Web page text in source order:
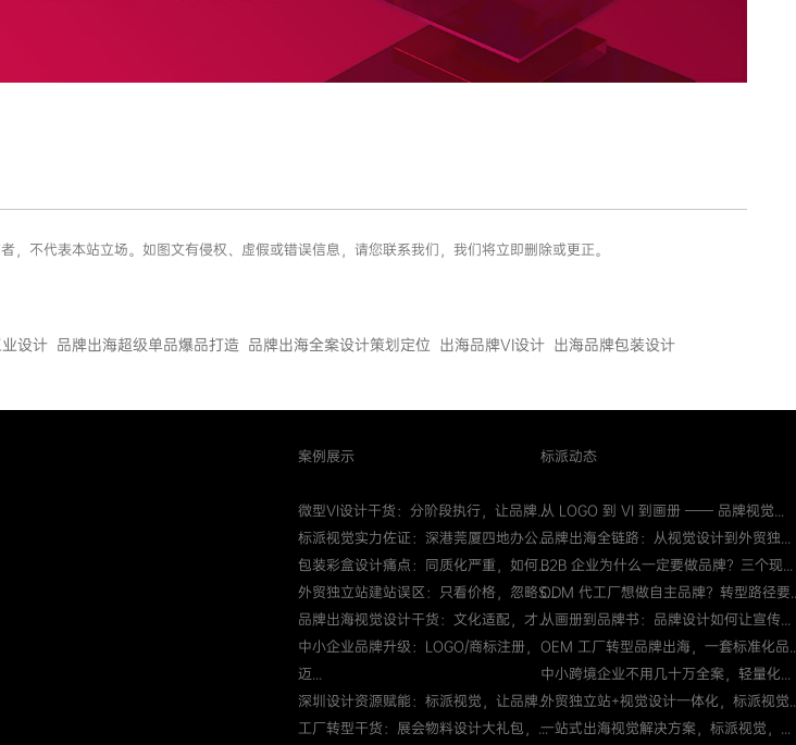
不代表本站立场。如图文有侵权、虚假或错误信息，请您联系我们，我们将立即删除或更正。
设计 品牌出海超级单品爆品打造 品牌出海全案设计策划定位 出海品牌VI设计 出海品牌包装设计
案例展示
微型VI设计干货：分阶段执行，让品牌...
标派视觉实力佐证：深港莞厦四地办公...
包装彩盒设计痛点：同质化严重，如何...
外贸独立站建站误区：只看价格，忽略S...
品牌出海视觉设计干货：文化适配，才...
中小企业品牌升级：LOGO/商标注册，
迈...
深圳设计资源赋能：标派视觉，让品牌...
工厂转型干货：展会物料设计大礼包，...
标派动态
从 LOGO 到 VI 到画册 —— 品牌视觉...
品牌出海全链路：从视觉设计到外贸独...
B2B 企业为什么一定要做品牌？三个现...
ODM 代工厂想做自主品牌？转型路径要
从画册到品牌书：品牌设计如何让宣传...
OEM 工厂转型品牌出海，一套标准化品
中小跨境企业不用几十万全案，轻量化...
外贸独立站+视觉设计一体化，标派视觉
一站式出海视觉解决方案，标派视觉，...